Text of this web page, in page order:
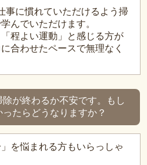
事に慣れていただけるよう掃
んでいただけます。
程よい運動」と感じる方が
合わせたペースで無理なく
除が終わるか不安です。もし
たらどうなりますか？
を悩まれる方もいらっしゃ